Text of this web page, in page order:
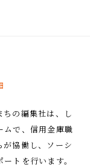
の編集社は、し
ムで、信用金庫職
協働し、ソーシ
トを行います。